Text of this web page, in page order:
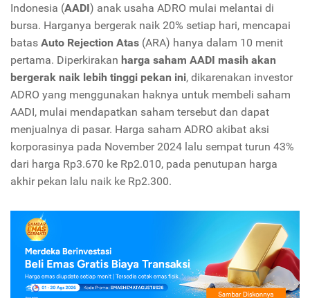
Indonesia (AADI) anak usaha ADRO mulai melantai di
bursa. Harganya bergerak naik 20% setiap hari, mencapai
batas Auto Rejection Atas (ARA) hanya dalam 10 menit
pertama. Diperkirakan harga saham AADI masih akan
bergerak naik lebih tinggi pekan ini, dikarenakan investor
ADRO yang menggunakan haknya untuk membeli saham
AADI, mulai mendapatkan saham tersebut dan dapat
menjualnya di pasar. Harga saham ADRO akibat aksi
korporasinya pada November 2024 lalu sempat turun 43%
dari harga Rp3.670 ke Rp2.010, pada penutupan harga
akhir pekan lalu naik ke Rp2.300.